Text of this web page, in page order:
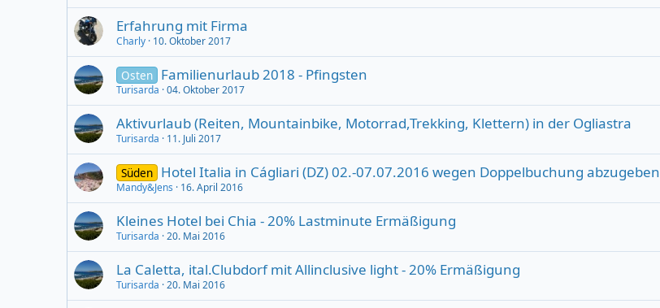
Erfahrung mit Firma
Charly 10. Oktober 2017
Osten Familienurlaub 2018 - Pfingsten
Turisarda 04. Oktober 2017
Aktivurlaub (Reiten, Mountainbike, Motorrad,Trekking, Klettern) in der Ogliastra
Turisarda 11. Juli 2017
Süden Hotel Italia in Cágliari (DZ) 02.-07.07.2016 wegen Doppelbuchung abzugeben
Mandy&Jens 16. April 2016
Kleines Hotel bei Chia - 20% Lastminute Ermäßigung
Turisarda 20. Mai 2016
La Caletta, ital.Clubdorf mit Allinclusive light - 20% Ermäßigung
Turisarda 20. Mai 2016